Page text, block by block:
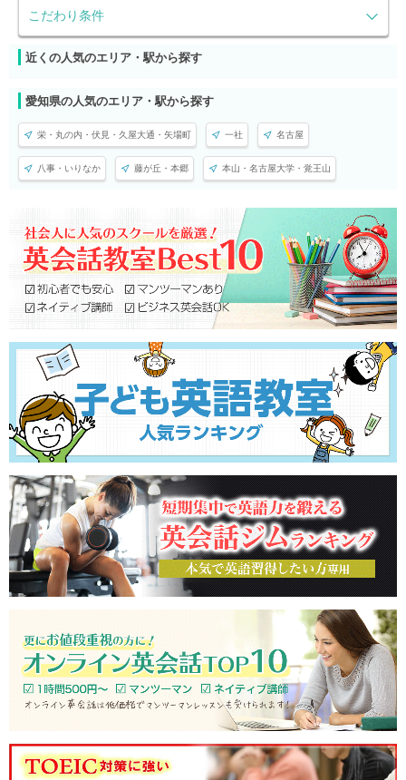
こだわり条件
近くの人気のエリア・駅から探す
愛知県の人気のエリア・駅から探す
栄・丸の内・伏見・久屋大通・矢場町 一社 名古屋
八事・いりなか 藤が丘・本郷 本山・名古屋大学・覚王山